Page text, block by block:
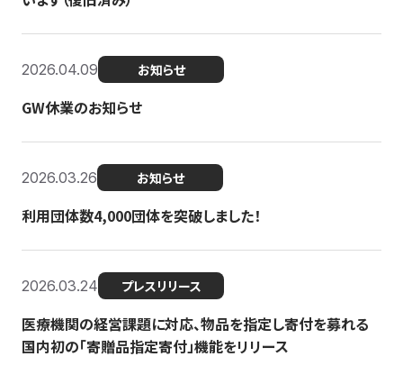
2026.04.09 お知らせ
GW休業のお知らせ
2026.03.26 お知らせ
利用団体数4,000団体を突破しました！
2026.03.24 プレスリリース
医療機関の経営課題に対応、物品を指定し寄付を募れる
国内初の「寄贈品指定寄付」機能をリリース